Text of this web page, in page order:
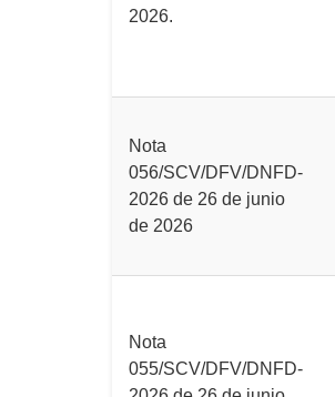
2026.
Nota
056/SCV/DFV/DNFD-
2026 de 26 de junio
de 2026
Nota
055/SCV/DFV/DNFD-